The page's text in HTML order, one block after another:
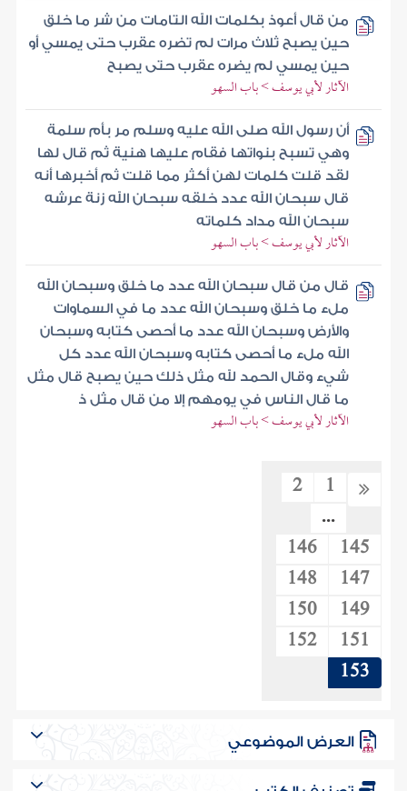
من قال أعوذ بكلمات الله التامات من شر ما خلق
حين يصبح ثلاث مرات لم تضره عقرب حتى يمسي أو
حين يمسي لم يضره عقرب حتى يصبح
الآثار لأبي يوسف > باب السهو
أن رسول الله صلى الله عليه وسلم مر بأم سلمة
وهي تسبح بنواتها فقام عليها هنية ثم قال لها
لقد قلت كلمات لهن أكثر مما قلت ثم أخبرها أنه
قال سبحان الله عدد خلقه سبحان الله زنة عرشه
سبحان الله مداد كلماته
الآثار لأبي يوسف > باب السهو
قال من قال سبحان الله عدد ما خلق وسبحان الله
ملء ما خلق وسبحان الله عدد ما في السماوات
والأرض وسبحان الله عدد ما أحصى كتابه وسبحان
الله ملء ما أحصى كتابه وسبحان الله عدد كل
شيء وقال الحمد لله مثل ذلك حين يصبح قال مثل
ما قال الناس في يومهم إلا من قال مثل ذ
الآثار لأبي يوسف > باب السهو
1
2
...
145
146
147
148
149
150
151
152
153
العرض الموضوعي